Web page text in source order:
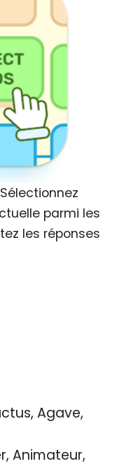
parmi les
les réponses
Agave,
Animateur,